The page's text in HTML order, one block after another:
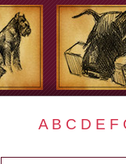
A B C D E F